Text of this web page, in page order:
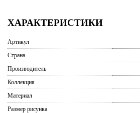
ХАРАКТЕРИСТИКИ
Артикул
Страна
Производитель
Коллекция
Материал
Размер рисунка